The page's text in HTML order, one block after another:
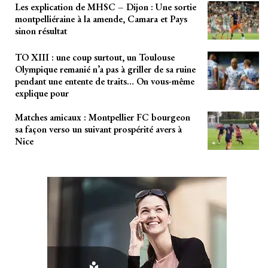
Les explication de MHSC – Dijon : Une sortie
montpelliéraine à la amende, Camara et Pays
sinon résultat
TO XIII : une coup surtout, un Toulouse
Olympique remanié n’a pas à griller de sa ruine
pendant une entente de traits… On vous-même
explique pour
Matches amicaux : Montpellier FC bourgeon
sa façon verso un suivant prospérité avers à
Nice